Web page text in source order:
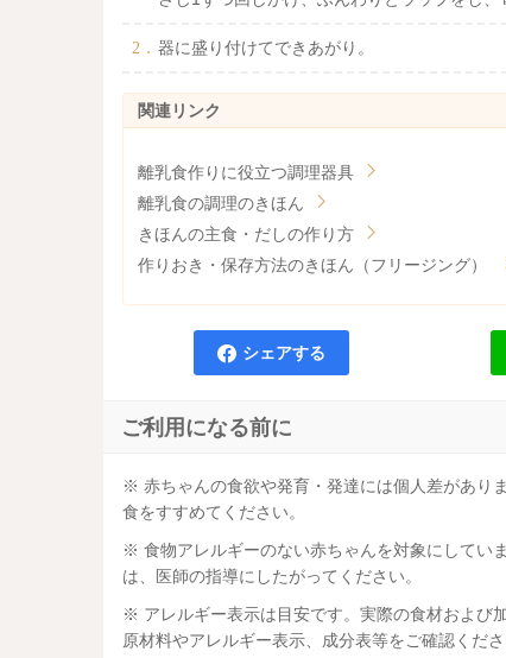
器に盛り付けてできあがり。
離乳食作りに役立つ調理器具
離乳食の調理のきほん
きほんの主食・だしの作り方
作りおき・保存方法のきほん（フリージング）
シェアする
ご利用になる前に
※ 赤ちゃんの食欲や発育・発達には個人差があり
食をすすめてください。
※ 食物アレルギーのない赤ちゃんを対象にしてい
は、医師の指導にしたがってください。
※ アレルギー表示は目安です。実際の食材および
原材料やアレルギー表示、成分表等をご確認くださ